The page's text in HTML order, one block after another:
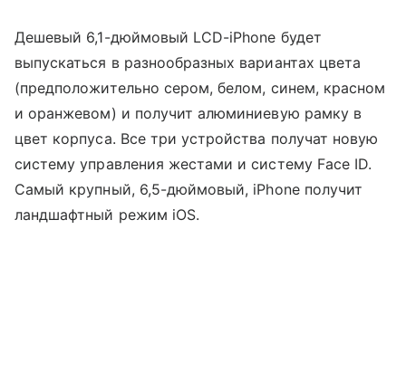
Дешевый 6,1-дюймовый LCD-iPhone будет
выпускаться в разнообразных вариантах цвета
(предположительно сером, белом, синем, красном
и оранжевом) и получит алюминиевую рамку в
цвет корпуса. Все три устройства получат новую
систему управления жестами и систему Face ID.
Самый крупный, 6,5-дюймовый, iPhone получит
ландшафтный режим iOS.